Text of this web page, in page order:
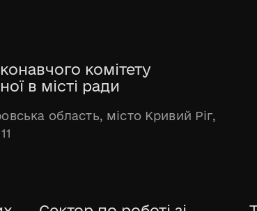
комітету
в місті ради
область, місто Кривий Ріг,